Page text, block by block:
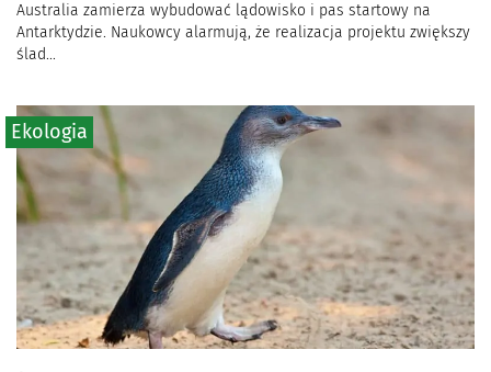
Australia zamierza wybudować lądowisko i pas startowy na
Antarktydzie. Naukowcy alarmują, że realizacja projektu zwiększy
ślad...
Ekologia